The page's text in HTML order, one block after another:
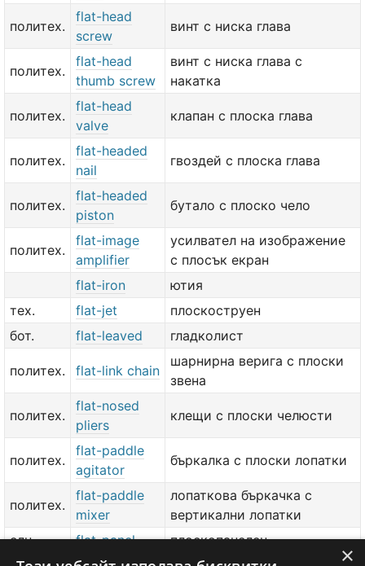
политех.
flat-head
screw
винт с ниска глава
политех.
flat-head
thumb screw
винт с ниска глава с
накатка
политех.
flat-head
valve
клапан с плоска глава
политех.
flat-headed
nail
гвоздей с плоска глава
политех.
flat-headed
piston
бутало с плоско чело
политех.
flat-image
amplifier
усилвател на изображение
с плосък екран
flat-iron
ютия
тех.
flat-jet
плоскоструен
бот.
flat-leaved гладколист
политех. flat-link chain
шарнирна верига с плоски
звена
политех.
flat-nosed
pliers
клещи с плоски челюсти
политех.
flat-paddle
agitator
бъркалка с плоски лопатки
политех.
flat-paddle
mixer
лопаткова бъркачка с
вертикални лопатки
елн.
flat-panel
плоскопанелен
×